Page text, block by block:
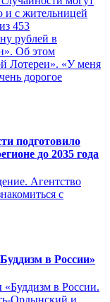
и с жительницей
453
рублей в
Об этом
Лотереи». «У меня
дорогое
подготовило
до 2035 года
Агентство
с
в России»
«Буддизм в России.
Ордынский и